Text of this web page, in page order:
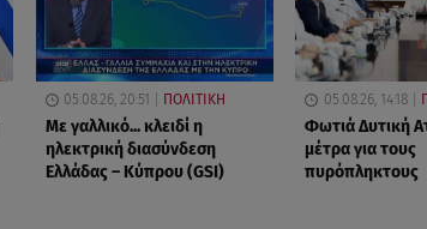
05.08.26, 20:51 ΠΟΛΙΤΙΚΗ
Με γαλλικό... κλειδί η
ηλεκτρική διασύνδεση
Ελλάδας – Κύπρου (GSI)
05.08.26, 14:18
Φωτιά Δυτική
μέτρα για τους
πυρόπληκτους